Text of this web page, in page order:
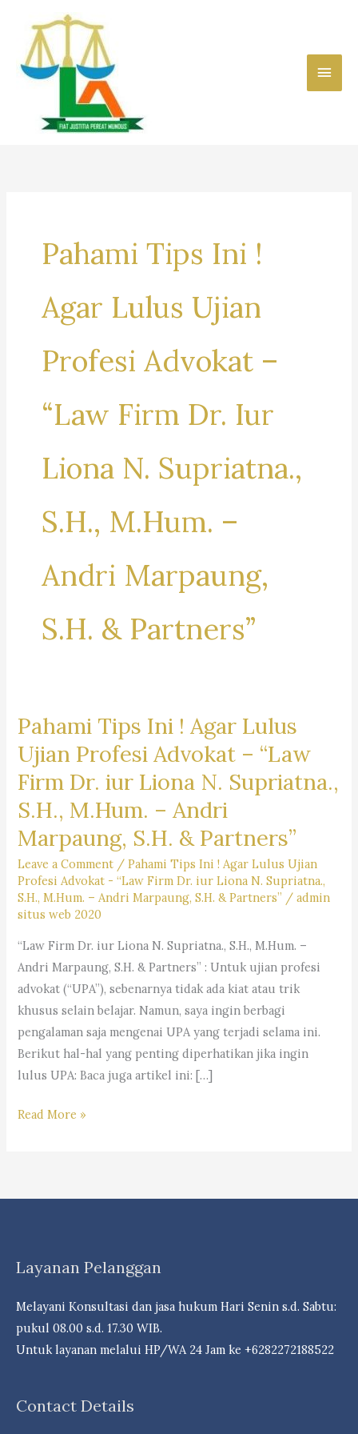
content
Main
Pahami Tips Ini !
Agar Lulus Ujian
Profesi Advokat –
“Law Firm Dr. Iur
Liona N. Supriatna.,
S.H., M.Hum. –
Andri Marpaung,
S.H. & Partners”
Pahami Tips Ini ! Agar Lulus
Ujian Profesi Advokat – “Law
Firm Dr. iur Liona N. Supriatna.,
S.H., M.Hum. – Andri
Marpaung, S.H. & Partners”
Leave a Comment /Pahami Tips Ini ! Agar Lulus Ujian
Profesi Advokat - “Law Firm Dr. iur Liona N. Supriatna.,
S.H., M.Hum. – Andri Marpaung, S.H. & Partners” /admin
situs web 2020
“Law Firm Dr. iur Liona N. Supriatna., S.H., M.Hum. –
Andri Marpaung, S.H. & Partners” : Untuk ujian profesi
advokat (“UPA”), sebenarnya tidak ada kiat atau trik
khusus selain belajar. Namun, saya ingin berbagi
pengalaman saja mengenai UPA yang terjadi selama ini.
Berikut hal-hal yang penting diperhatikan jika ingin
lulus UPA: Baca juga artikel ini: […]
Pahami
Agar
Profesi
–
“Law
Firm
Liona
Read More »
Layanan Pelanggan
Melayani Konsultasi dan jasa hukum Hari Senin s.d. Sabtu:
pukul 08.00 s.d. 17.30 WIB.
Untuk layanan melalui HP/WA 24 Jam ke +6282272188522
Contact Details